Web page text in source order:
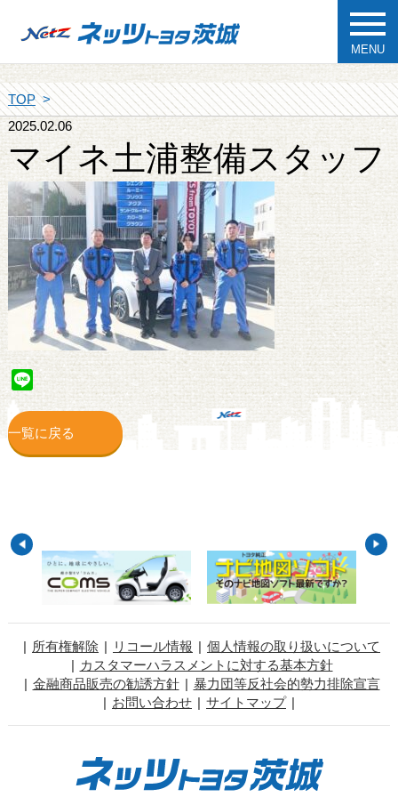
MENU
TOP
2025.02.06
マイネ土浦整備スタッフ
Line
一覧に戻る
所有権解除 リコール情報
個人情報の取り扱いについて
カスタマーハラスメントに対する基本方針
金融商品販売の勧誘方針
暴力団等反社会的勢力排除宣言
お問い合わせ
サイトマップ